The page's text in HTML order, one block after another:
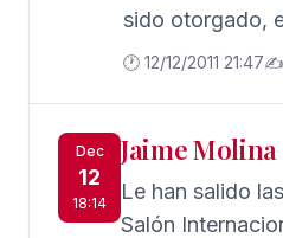
sido otorgado,
profesor de la
Derecho y
publicaciones,
cuales versan
🕐 12/12/2011 21:47✍️
Dec
12
18:14
Jaime Molina
Le han salido
Salón